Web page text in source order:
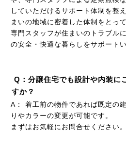
していただけるサポート体制を整
まいの地域に密着した体制をとっ
専門スタッフが住まいのトラブル
の安全・快適な暮らしをサポート
Q：分譲住宅でも設計や内装に
すか？
A： 着工前の物件であれば既定の
りやカラーの変更が可能です。
まずはお気軽にお問合せください。